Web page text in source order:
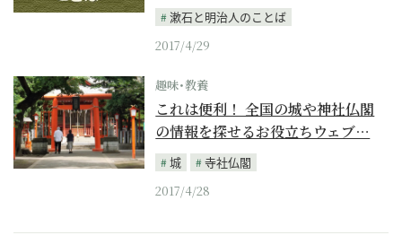
漱石と明治人のことば
2017/4/29
趣味･教養
これは便利！ 全国の城や神社仏閣
の情報を探せるお役立ちウェブ…
城
寺社仏閣
2017/4/28